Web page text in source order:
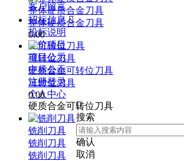
客户留言
招标信息 
投标说明
竞价项目
项目公示
中标公示
注册登录
个人中心

搜索
确认
取消
整体硬质合金刀具
整体硬质合金刀具
0.00
可转位刀具
硬质合金可转位刀具
可转位刀具
0.00
硬质合金可转位刀具
铣削刀具
铣削刀具
铣削刀具